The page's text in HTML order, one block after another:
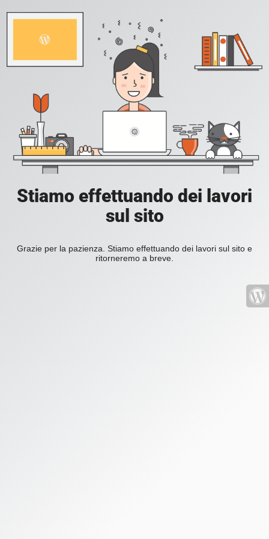
Stiamo effettuando dei lavori
sul sito
Grazie per la pazienza. Stiamo effettuando dei lavori sul sito e
ritorneremo a breve.